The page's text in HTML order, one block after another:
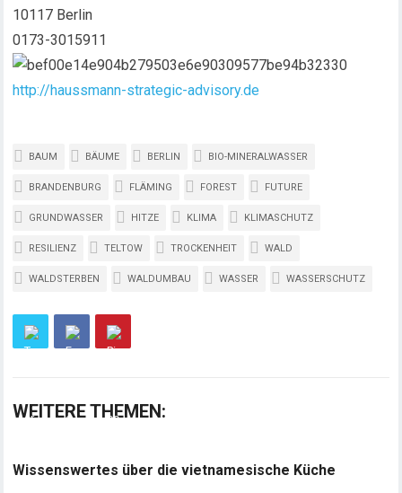
10117 Berlin
0173-3015911
http://haussmann-strategic-advisory.de
BAUM BÄUME BERLIN BIO-MINERALWASSER
BRANDENBURG FLÄMING FOREST FUTURE
GRUNDWASSER HITZE KLIMA KLIMASCHUTZ
RESILIENZ TELTOW TROCKENHEIT WALD
WALDSTERBEN WALDUMBAU WASSER WASSERSCHUTZ
WEITERE THEMEN:
Wissenswertes über die vietnamesische Küche